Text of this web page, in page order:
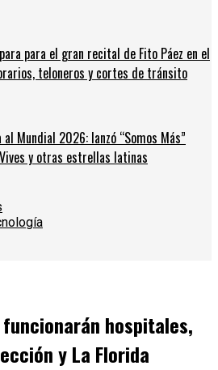
para el gran recital de Fito Páez en el
teloneros y cortes de tránsito
Mundial 2026: lanzó “Somos Más”
y otras estrellas latinas
hospitales,
y La Florida